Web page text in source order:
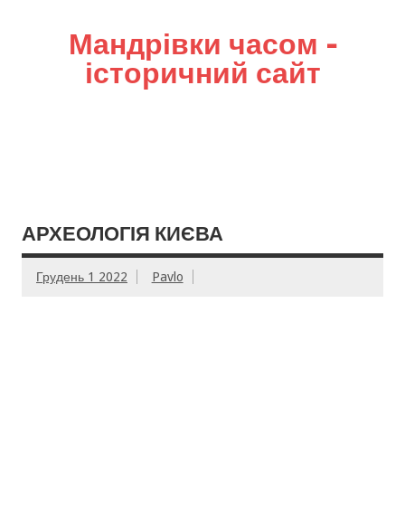
Мандрівки часом –
історичний сайт
АРХЕОЛОГІЯ КИЄВА
Грудень 1 2022 Pavlo